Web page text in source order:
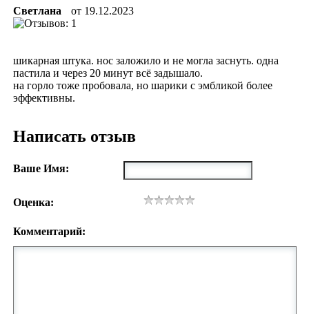
Светлана от 19.12.2023
шикарная штука. нос заложило и не могла заснуть. одна
пастила и через 20 минут всё задышало.
на горло тоже пробовала, но шарики с эмбликой более
эффективны.
Написать отзыв
Ваше Имя:
Оценка:
Комментарий: